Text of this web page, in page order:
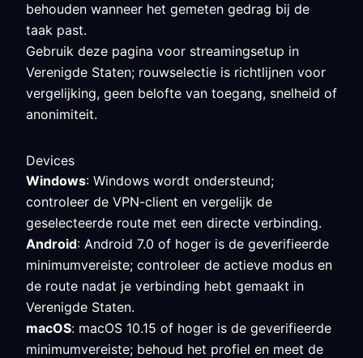
behouden wanneer het gemeten gedrag bij de
taak past.
Gebruik deze pagina voor streamingsetup in
Verenigde Staten; rouwselectie is richtlijnen voor
vergelijking, geen belofte van toegang, snelheid of
anonimiteit.
Devices
Windows: Windows wordt ondersteund;
controleer de VPN-client en vergelijk de
geselecteerde route met een directe verbinding.
Android: Android 7.0 of hoger is de geverifieerde
minimumvereiste; controleer de actieve modus en
de route nadat je verbinding hebt gemaakt in
Verenigde Staten.
macOS: macOS 10.15 of hoger is de geverifieerde
minimumvereiste; behoud het profiel en meet de